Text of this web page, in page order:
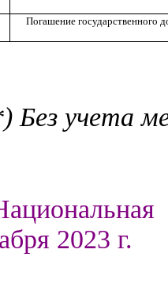
Погашение государственного
Без учета
2023 г.